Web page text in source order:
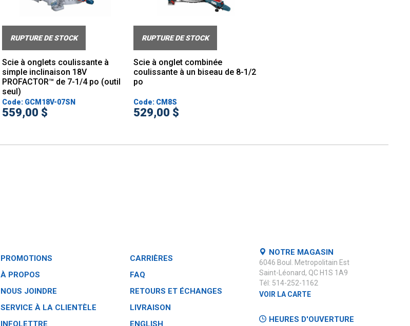
RUPTURE DE STOCK
Scie à onglets coulissante à
simple inclinaison 18V
PROFACTOR™ de 7-1/4 po (outil
seul)
Code: GCM18V-07SN
559,00 $
RUPTURE DE STOCK
Scie à onglet combinée
coulissante à un biseau de 8-1/2
po
Code: CM8S
529,00 $
PROMOTIONS
À PROPOS
NOUS JOINDRE
SERVICE À LA CLIENTÈLE
INFOLETTRE
CARRIÈRES
FAQ
RETOURS ET ÉCHANGES
LIVRAISON
ENGLISH
NOTRE MAGASIN
6046 Boul. Metropolitain Est
Saint-Léonard, QC H1S 1A9
Tél: 514-252-1162
VOIR LA CARTE
HEURES D'OUVERTURE